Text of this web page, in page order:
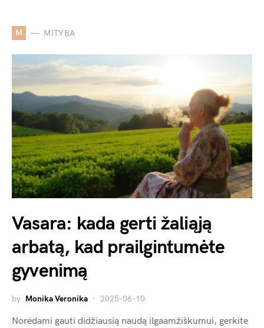
M MITYBA
Vasara: kada gerti žaliąją
arbatą, kad prailgintumėte
gyvenimą
by Monika Veronika 2025-06-10
Norėdami gauti didžiausią naudą ilgaamžiškumui, gerkite